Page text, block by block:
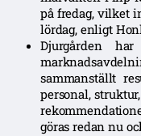
på fredag, vilket
lördag, enligt
Djurgården
sammanställt
personal,
göras redan nu